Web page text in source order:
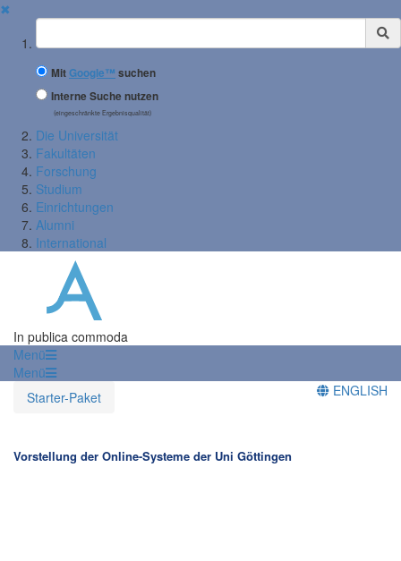
✖
Suchbegriff
MitGoogle™ suchen
Interne Suche nutzen
(eingeschränkte Ergebnisqualität)
Die Universität
Fakultäten
Forschung
Studium
Einrichtungen
Alumni
International
In publica commoda
Menü
Menü
Starter-Paket
ENGLISH
Vorstellung der Online-Systeme der Uni Göttingen